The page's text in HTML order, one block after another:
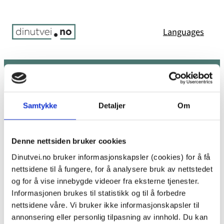
Samtykke Detaljer Om
Denne nettsiden bruker cookies
Dinutvei.no bruker informasjonskapsler (cookies) for å få
nettsidene til å fungere, for å analysere bruk av nettstedet
og for å vise innebygde videoer fra eksterne tjenester.
Informasjonen brukes til statistikk og til å forbedre
nettsidene våre. Vi bruker ikke informasjonskapsler til
annonsering eller personlig tilpasning av innhold. Du kan
innhold
Languages
Meny
Du er her:Hjem Error 404: Page not found
Uffda! Den siden ble ikke funnet.
Det ser ikke ut til at det finnes noe her. Kanskje prøv
en av koblingene nedenfor eller et søk?